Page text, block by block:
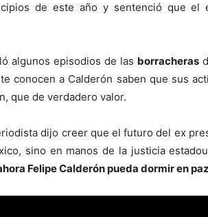
de este año y sentenció que el
algunos episodios de las borracheras
conocen a Calderón saben que sus
que de verdadero valor.
dijo creer que el futuro del ex
sino en manos de la justicia
Felipe Calderón pueda dormir en